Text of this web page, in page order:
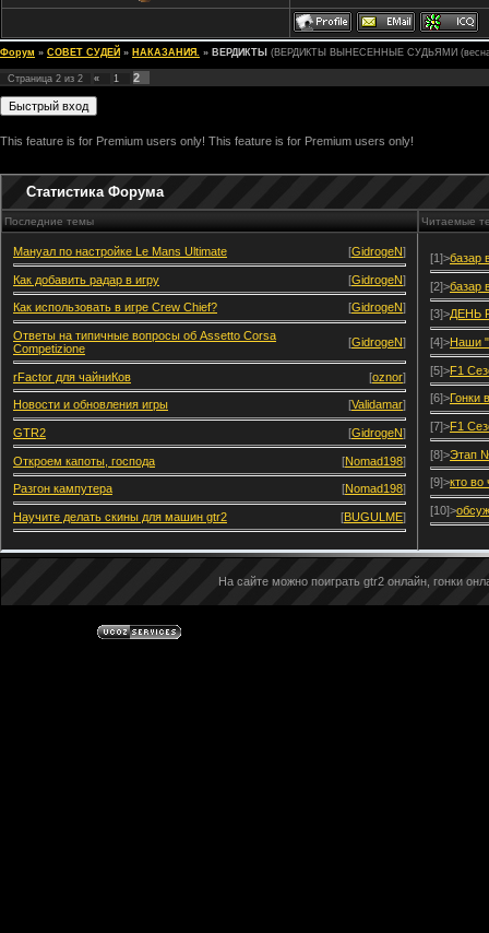
Форум » СОВЕТ СУДЕЙ » НАКАЗАНИЯ. » ВЕРДИКТЫ (ВЕРДИКТЫ ВЫНЕСЕННЫЕ СУДЬЯМИ (весна
Страница 2 из 2 « 1 2
This feature is for Premium users only! This feature is for Premium users only!
Статистика Форума
Последние темы Читаемые
Мануал по настройке Le Mans Ultimate [GidrogeN]
Как добавить радар в игру [GidrogeN]
Как использовать в игре Crew Chief? [GidrogeN]
Ответы на типичные вопросы об Assetto Corsa
Competizione
[GidrogeN]
rFactor для чайниКов [oznor]
Новости и обновления игры [Validamar]
GTR2 [GidrogeN]
Откроем капоты, господа [Nomad198]
Разгон кампутера [Nomad198]
Научите делать скины для машин gtr2 [BUGULME]
[1]>базар
[2]>базар
[3]>ДЕНЬ
[4]>Наши
[5]>F1
[6]>Гонки
[7]>F1
[8]>Этап
[9]>кто во
[10]>
На сайте можно поиграть gtr2 онлайн, гонки